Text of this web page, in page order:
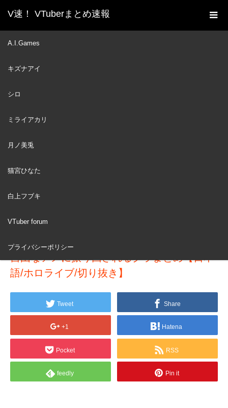
V速！ VTuberまとめ速報
A.I.Games
キズナアイ
シロ
ミライアカリ
月ノ美兎
猫宮ひなた
白上フブキ
VTuber forum
プライバシーポリシー
ホーム
新着動画一覧
03
自由なアメに振り回されるグラまとめ【日本
語/ホロライブ/切り抜き】
Tweet Share
+1 Hatena
Pocket RSS
feedly Pin it